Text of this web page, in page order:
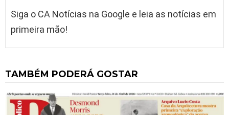
Siga o CA Notícias na Google e leia as notícias em
primeira mão!
TAMBÉM PODERÁ GOSTAR